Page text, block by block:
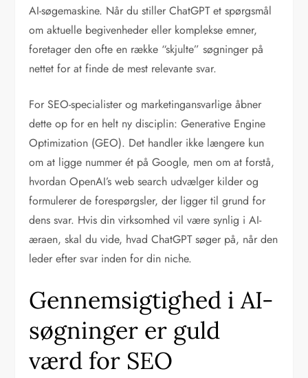
AI-søgemaskine. Når du stiller ChatGPT et spørgsmål
om aktuelle begivenheder eller komplekse emner,
foretager den ofte en række “skjulte” søgninger på
nettet for at finde de mest relevante svar.
For SEO-specialister og marketingansvarlige åbner
dette op for en helt ny disciplin: Generative Engine
Optimization (GEO). Det handler ikke længere kun
om at ligge nummer ét på Google, men om at forstå,
hvordan OpenAI’s web search udvælger kilder og
formulerer de forespørgsler, der ligger til grund for
dens svar. Hvis din virksomhed vil være synlig i AI-
æraen, skal du vide, hvad ChatGPT søger på, når den
leder efter svar inden for din niche.
Gennemsigtighed i AI-
søgninger er guld
værd for SEO